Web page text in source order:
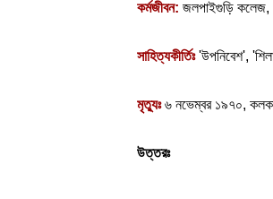
কর্মজীবন: জলপাইগুড়ি কলেজ,
সাহিত্যকীর্তিঃ 'উপনিবেশ',
মৃত্যুঃ ৬ নভেম্বর ১৯৭০,
উত্তরঃ